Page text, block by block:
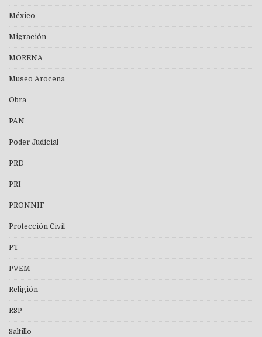
México
Migración
MORENA
Museo Arocena
Obra
PAN
Poder Judicial
PRD
PRI
PRONNIF
Protección Civil
PT
PVEM
Religión
RSP
Saltillo